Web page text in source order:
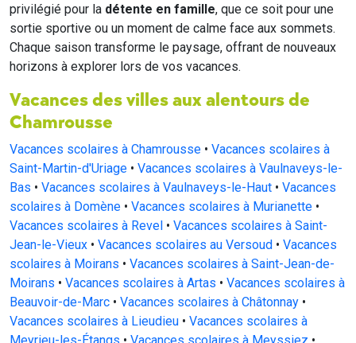
privilégié pour la détente en famille, que ce soit pour une
sortie sportive ou un moment de calme face aux sommets.
Chaque saison transforme le paysage, offrant de nouveaux
horizons à explorer lors de vos vacances.
Vacances des villes aux alentours de
Chamrousse
Vacances scolaires à Chamrousse • Vacances scolaires à
Saint-Martin-d'Uriage • Vacances scolaires à Vaulnaveys-le-
Bas • Vacances scolaires à Vaulnaveys-le-Haut • Vacances
scolaires à Domène • Vacances scolaires à Murianette •
Vacances scolaires à Revel • Vacances scolaires à Saint-
Jean-le-Vieux • Vacances scolaires au Versoud • Vacances
scolaires à Moirans • Vacances scolaires à Saint-Jean-de-
Moirans • Vacances scolaires à Artas • Vacances scolaires à
Beauvoir-de-Marc • Vacances scolaires à Châtonnay •
Vacances scolaires à Lieudieu • Vacances scolaires à